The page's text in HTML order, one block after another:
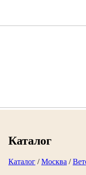
Каталог
Каталог /Москва /